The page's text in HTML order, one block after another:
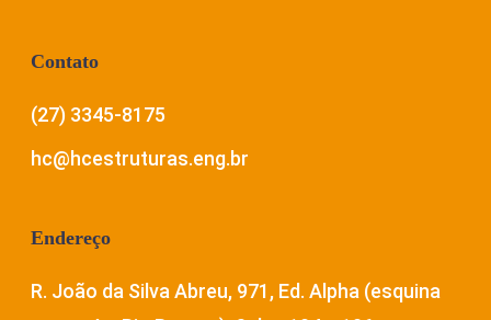
Contato
(27) 3345-8175
hc@hcestruturas.eng.br
Endereço
R. João da Silva Abreu, 971, Ed. Alpha (esquina